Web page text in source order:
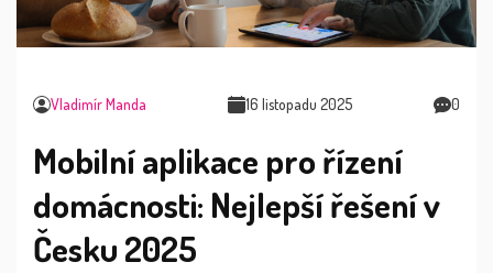
Vladimír Manda 16 listopadu 2025 0
Mobilní aplikace pro řízení
domácnosti: Nejlepší řešení v
Česku 2025